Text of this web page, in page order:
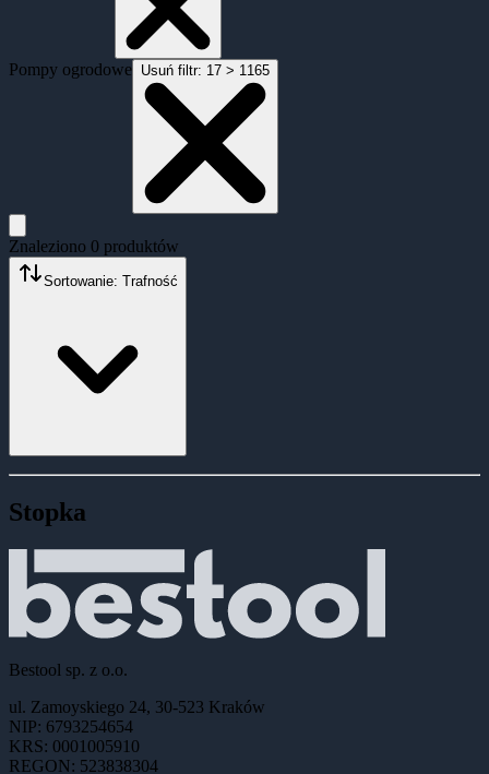
Pompy ogrodowe Usuń filtr: 17 > 1165
Znaleziono 0 produktów
Sortowanie: Trafność
Stopka
Bestool sp. z o.o.
ul. Zamoyskiego 24, 30-523 Kraków
NIP: 6793254654
KRS: 0001005910
REGON: 523838304